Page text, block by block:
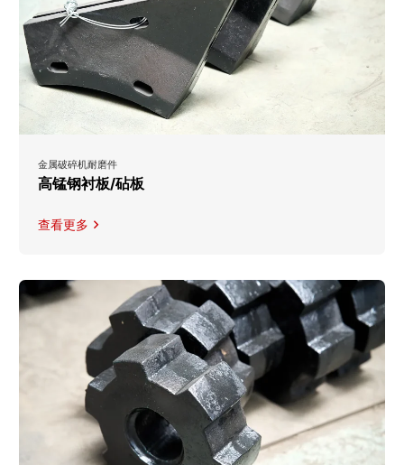
金属破碎机耐磨件
高锰钢衬板/砧板
查看更多